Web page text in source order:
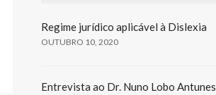
Regime jurídico aplicável à Dislexia
OUTUBRO 10, 2020
Entrevista ao Dr. Nuno Lobo Antunes